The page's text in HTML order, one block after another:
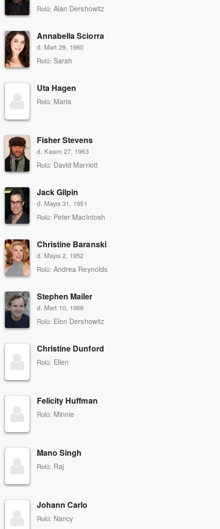
Rolü: Alan Dershowitz
Annabella Sciorra
d. Mart 29, 1960
Rolü: Sarah
Uta Hagen
Rolü: Maria
Fisher Stevens
d. Kasım 27, 1963
Rolü: David Marriott
Jack Gilpin
d. Mayıs 31, 1951
Rolü: Peter MacIntosh
Christine Baranski
d. Mayıs 2, 1952
Rolü: Andrea Reynolds
Stephen Mailer
d. Mart 10, 1966
Rolü: Elon Dershowitz
Christine Dunford
Rolü: Ellen
Felicity Huffman
Rolü: Minnie
Mano Singh
Rolü: Raj
Johann Carlo
Rolü: Nancy